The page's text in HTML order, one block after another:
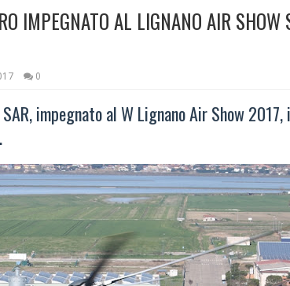
IMPEGNATO AL LIGNANO AIR SHOW
0
impegnato al W Lignano Air Show 2017,